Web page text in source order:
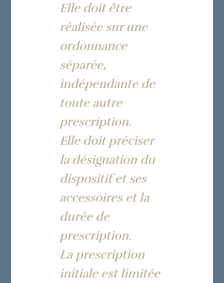
Elle doit être
réalisée sur une
ordonnance
séparée,
indépendante de
toute autre
prescription.
Elle doit préciser
la désignation du
dispositif et ses
accessoires et la
durée de
prescription.
La prescription
initiale est limitée